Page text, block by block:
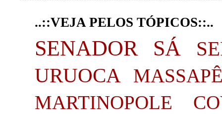
..::VEJA PELOS TÓPICOS::..
SENADOR SÁ
URUOCA
MARTINOPOLE